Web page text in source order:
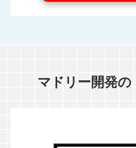
マドリー開発の